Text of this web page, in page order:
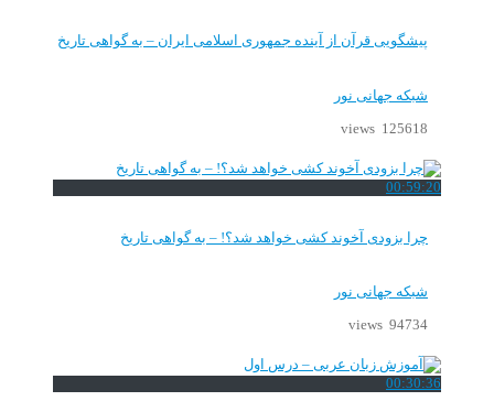
پیشگویی قرآن از آینده جمهوری اسلامی ایران – به گواهی تاریخ
شبکه جهانی نور
125618 views
00:59:20
چرا بزودی آخوند کشی خواهد شد؟! – به گواهی تاریخ
شبکه جهانی نور
94734 views
00:30:36